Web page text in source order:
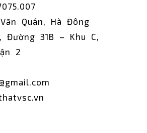
Quán, Hà Đông
Đường 31B – Khu C,
2